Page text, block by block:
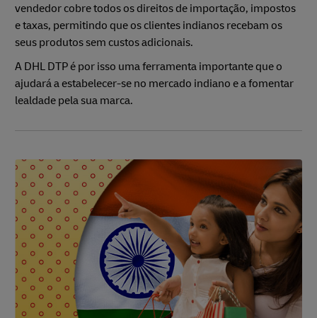
vendedor cobre todos os direitos de importação, impostos
e taxas, permitindo que os clientes indianos recebam os
seus produtos sem custos adicionais.
A DHL DTP é por isso uma ferramenta importante que o
ajudará a estabelecer-se no mercado indiano e a fomentar
lealdade pela sua marca.